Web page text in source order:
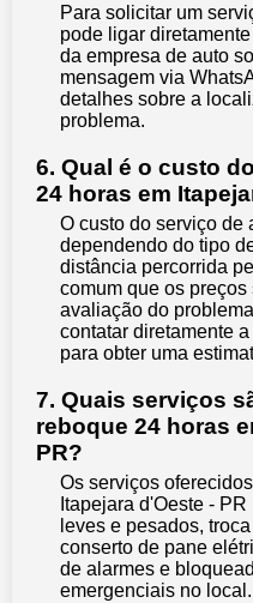
Para solicitar um
pode ligar
da empresa de auto
mensagem via
detalhes sobre a
problema.
6. Qual é o custo
24 horas em
O custo do serviço de
dependendo do tipo
distância percorrida
comum que os
avaliação do
contatar diretamente
para obter uma
7. Quais serviços
reboque 24 horas
PR?
Os serviços
Itapejara d'Oeste -
leves e pesados,
conserto de pane
de alarmes e
emergenciais no local.